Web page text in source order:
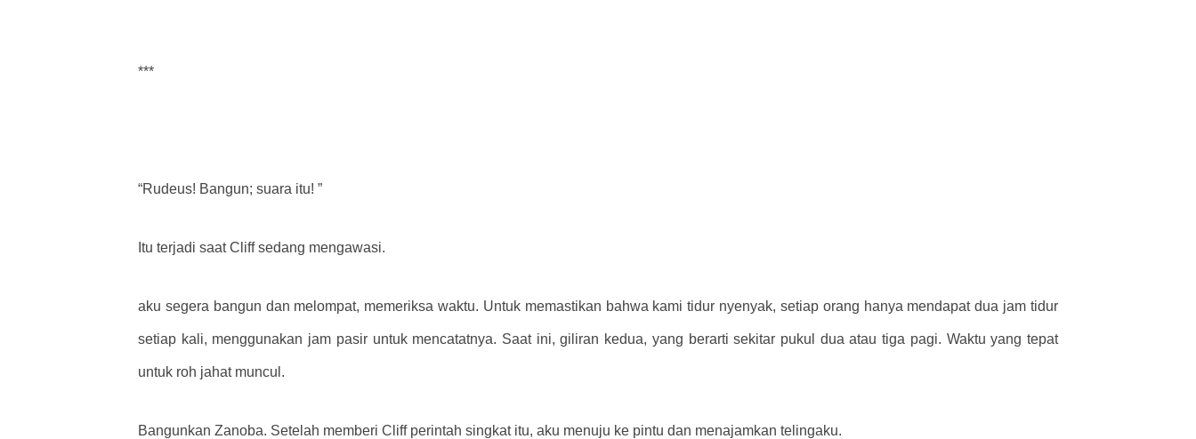
***
“Rudeus! Bangun; suara itu! ”
Itu terjadi saat Cliff sedang mengawasi.
aku segera bangun dan melompat, memeriksa waktu. Untuk memastikan bahwa kami tidur nyenyak, setiap orang hanya mendapat dua jam tidur
setiap kali, menggunakan jam pasir untuk mencatatnya. Saat ini, giliran kedua, yang berarti sekitar pukul dua atau tiga pagi. Waktu yang tepat
untuk roh jahat muncul.
Bangunkan Zanoba. Setelah memberi Cliff perintah singkat itu, aku menuju ke pintu dan menajamkan telingaku.